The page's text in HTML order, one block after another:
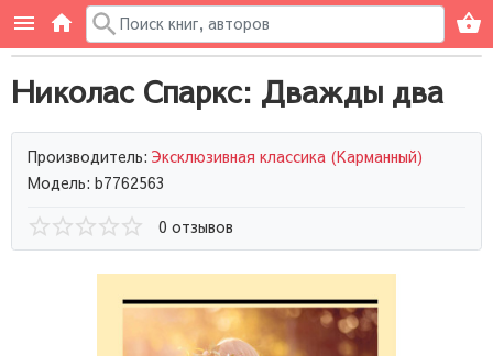
Николас Спаркс: Дважды два
Производитель: Эксклюзивная классика (Карманный)
Модель: b7762563
0 отзывов